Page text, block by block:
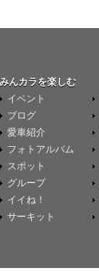
みんカラを楽しむ
イベント
ブログ
愛車紹介
フォトアルバム
スポット
グループ
イイね！
サーキット